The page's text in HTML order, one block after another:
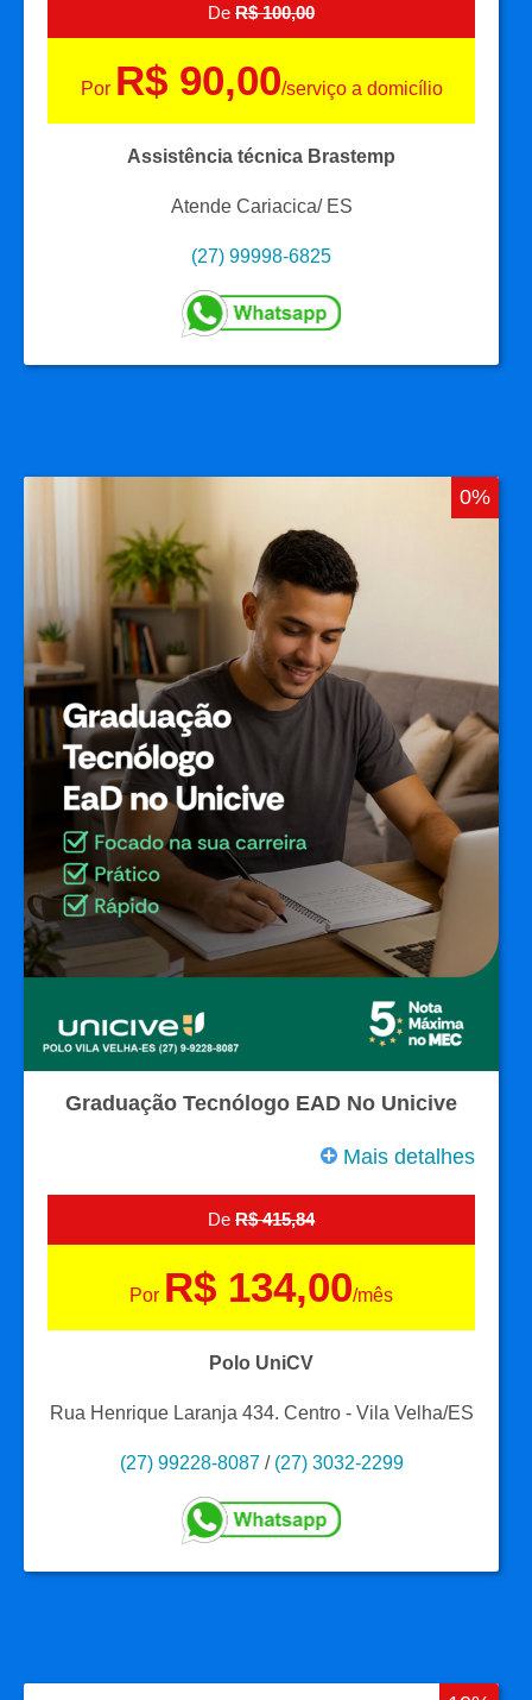
De R$ 100,00
Por R$ 90,00/serviço a domicílio
Assistência técnica Brastemp
Atende Cariacica/ ES
(27) 99998-6825
0%
Graduação Tecnólogo EAD No Unicive
Mais detalhes
De R$ 415,84
Por R$ 134,00/mês
Polo UniCV
Rua Henrique Laranja 434. Centro - Vila Velha/ES
(27) 99228-8087/ (27) 3032-2299